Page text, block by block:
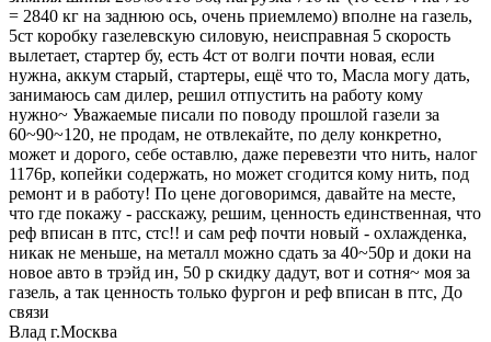
= 2840 кг на заднюю ось, очень приемлемо) вполне на газель,
5ст коробку газелевскую силовую, неисправная 5 скорость
вылетает, стартер бу, есть 4ст от волги почти новая, если
нужна, аккум старый, стартеры, ещё что то, Масла могу дать,
занимаюсь сам дилер, решил отпустить на работу кому
нужно~ Уважаемые писали по поводу прошлой газели за
60~90~120, не продам, не отвлекайте, по делу конкретно,
может и дорого, себе оставлю, даже перевезти что нить, налог
1176р, копейки содержать, но может сгодится кому нить, под
ремонт и в работу! По цене договоримся, давайте на месте,
что где покажу - расскажу, решим, ценность единственная, что
реф вписан в птс, стс!! и сам реф почти новый - охлажденка,
никак не меньше, на металл можно сдать за 40~50р и доки на
новое авто в трэйд ин, 50 р скидку дадут, вот и сотня~ моя за
газель, а так ценность только фургон и реф вписан в птс, До
связи
Влад г.Москва